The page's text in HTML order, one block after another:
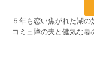
５年も恋い焦がれた湖の
コミュ障の夫と健気な妻
※夫婦の営みシーンは指定